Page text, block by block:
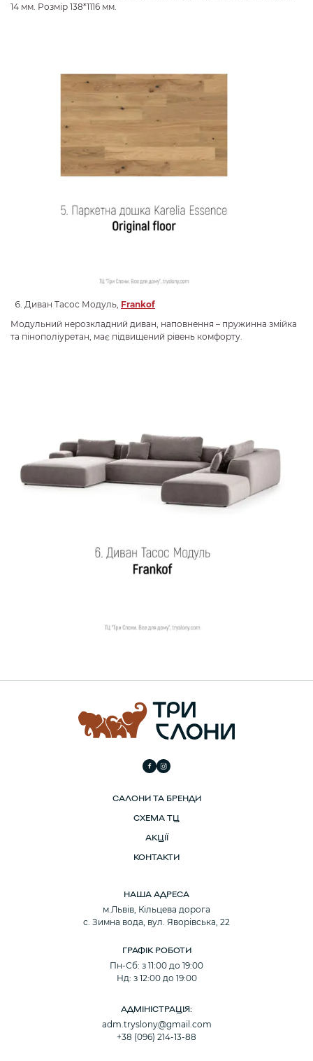
14 мм. Розмір 138*1116 мм.
Диван Тасос Модуль, Frankof
Модульний нерозкладний диван, наповнення – пружинна змійка
та пінополіуретан, має підвищений рівень комфорту.
САЛОНИ ТА БРЕНДИ
СХЕМА ТЦ
АКЦІЇ
КОНТАКТИ
НАША АДРЕСА
м.Львів, Кільцева дорога
с. Зимна вода, вул. Яворівська, 22
ГРАФІК РОБОТИ
Пн-Сб: з 11:00 до 19:00
Нд: з 12:00 до 19:00
АДМІНІСТРАЦІЯ:
adm.tryslony@gmail.com
+38 (096) 214-13-88